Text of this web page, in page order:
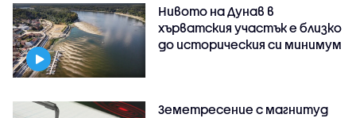
Нивото на Дунав в
хърватския участък е близко
до историческия си минимум
Земетресение с магнитуд